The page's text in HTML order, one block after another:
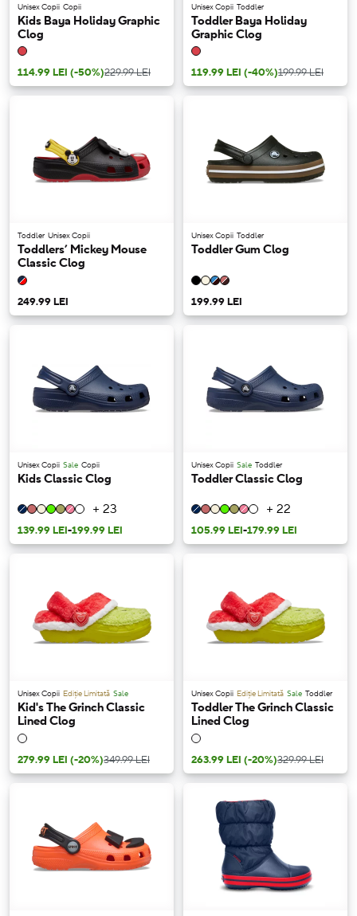
Unisex Copii Copii
Kids Baya Holiday Graphic
Clog
114.99 LEI (-50%)229.99 LEI
Unisex Copii Toddler
Toddler Baya Holiday
Graphic Clog
119.99 LEI (-40%)199.99 LEI
Toddler Unisex Copii
Toddlers’ Mickey Mouse
Classic Clog
249.99 LEI
Unisex Copii Toddler
Toddler Gum Clog
199.99 LEI
Unisex Copii Sale Copii
Kids Classic Clog
+ 23
139.99 LEI-199.99 LEI
Unisex Copii Sale Toddler
Toddler Classic Clog
+ 22
105.99 LEI-179.99 LEI
Unisex Copii Ediție Limitată Sale
Kid's The Grinch Classic
Lined Clog
279.99 LEI (-20%)349.99 LEI
Unisex Copii Ediție Limitată Sale Toddler
Toddler The Grinch Classic
Lined Clog
263.99 LEI (-20%)329.99 LEI